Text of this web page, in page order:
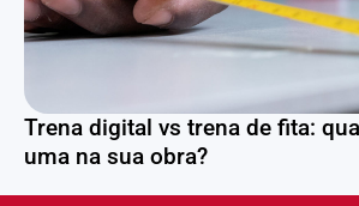
Trena digital vs trena de fita:
uma na sua obra?